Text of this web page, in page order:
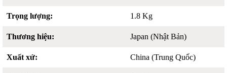
Trọng lượng: 1.8 Kg
Thương hiệu: Japan (Nhật Bản)
Xuất xứ: China (Trung Quốc)